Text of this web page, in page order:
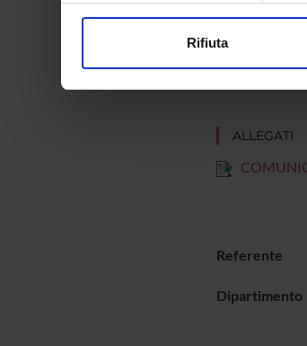
modificare o ritirare il tuo
che hanno raccolto dal tuo utilizzo
Rifiuta
ALLEGATI
Referente
Dipartimento